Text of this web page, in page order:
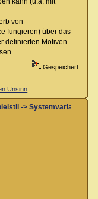
von
fungieren) über das
definierten Motiven
Gespeichert
Unsinn
-> Systemvariante im